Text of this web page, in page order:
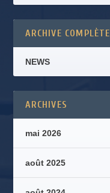
ARCHIVE COMPLÈTE
NEWS
ARCHIVES
mai 2026
août 2025